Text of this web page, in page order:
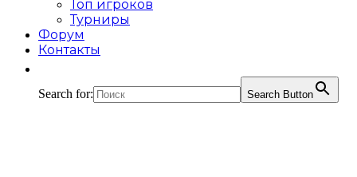
Топ игроков
Турниры
Форум
Контакты
Search for: Search Button